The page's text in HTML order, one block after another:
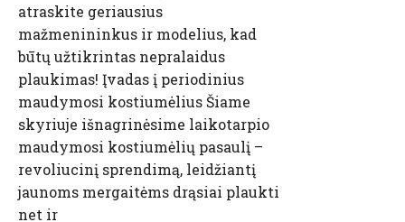
atraskite geriausius
mažmenininkus ir modelius, kad
būtų užtikrintas nepralaidus
plaukimas! Įvadas į periodinius
maudymosi kostiumėlius Šiame
skyriuje išnagrinėsime laikotarpio
maudymosi kostiumėlių pasaulį –
revoliucinį sprendimą, leidžiantį
jaunoms mergaitėms drąsiai plaukti
net ir